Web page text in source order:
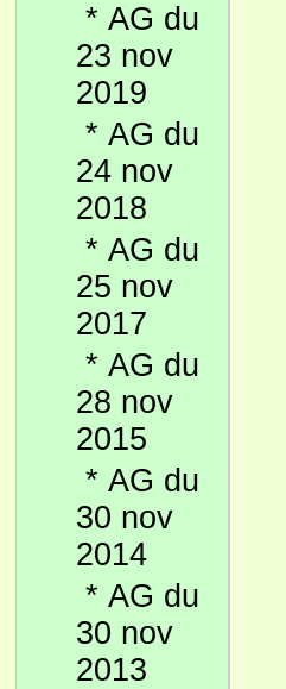
* AG du
23 nov
2019
* AG du
24 nov
2018
* AG du
25 nov
2017
* AG du
28 nov
2015
* AG du
30 nov
2014
* AG du
30 nov
2013